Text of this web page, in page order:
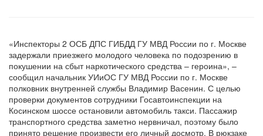
«Инспекторы 2 ОСБ ДПС ГИБДД ГУ МВД России по г. Москве
задержали приезжего молодого человека по подозрению в
покушении на сбыт наркотического средства – героина», –
сообщил начальник УИиОС ГУ МВД России по г. Москве
полковник внутренней службы Владимир Васенин. С целью
проверки документов сотрудники Госавтоинспекции на
Косинском шоссе остановили автомобиль такси. Пассажир
транспортного средства заметно нервничал, поэтому было
принято решение произвести его личный досмотр. В рюкзаке